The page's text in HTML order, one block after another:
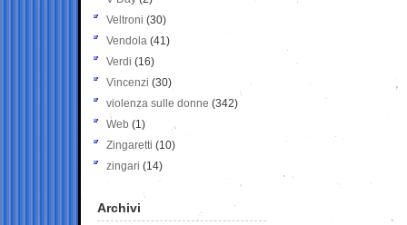
Veltroni (30)
Vendola (41)
Verdi (16)
Vincenzi (30)
violenza sulle donne (342)
Web (1)
Zingaretti (10)
zingari (14)
Archivi